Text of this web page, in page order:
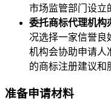
市场监管部门设立
委托商标代理机构
况选择一家信誉良
机构会协助申请人
的商标注册建议和
准备申请材料